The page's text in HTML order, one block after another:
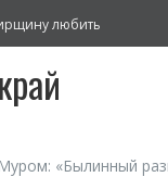
любить
«Былинный